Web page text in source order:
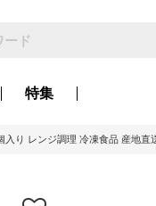
特集
り レンジ調理 冷凍食品 産地